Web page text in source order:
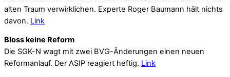
alten Traum verwirklichen. Experte Roger Baumann hält nichts
davon. Link
Bloss keine Reform
Die SGK-N wagt mit zwei BVG-Änderungen einen neuen
Reformanlauf. Der ASIP reagiert heftig. Link